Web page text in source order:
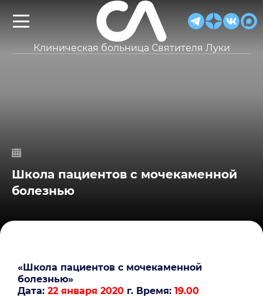
Клиническая больница Святителя Луки
Школа пациентов с мочекаменной
болезнью
«Школа пациентов с мочекаменной
болезнью»
Дата: 22 января 2020 г. Время: 19.00